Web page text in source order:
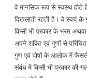
वे मानसिक रूप से स्वस्थ होते
दिखलाती रहती है। वे स्वयं के
किसी भी प्रकार के भ्रम
अपने शक्ति एवं गुणों से परिचित
गुण एवं दोषों के आलोक में
संबंध में किसी भी प्रकार की